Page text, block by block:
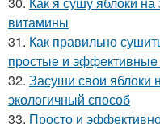
витамины
31. Как правильно
простые и
32. Засуши свои яблоки
экологичный способ
33. Просто и